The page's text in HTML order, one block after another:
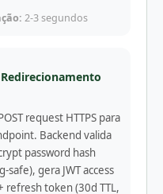
2-3 segundos
request HTTPS para
Backend valida
password hash
gera JWT access
refresh token (30d TTL,